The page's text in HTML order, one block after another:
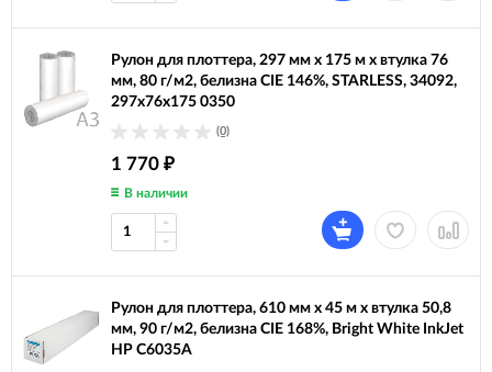
Рулон для плоттера, 297 мм х 175 м х втулка 76
мм, 80 г/м2, белизна CIE 146%, STARLESS, 34092,
297x76x175 0350
(0)
1 770 ₽
В наличии
Рулон для плоттера, 610 мм х 45 м х втулка 50,8
мм, 90 г/м2, белизна CIE 168%, Bright White InkJet
HP C6035A